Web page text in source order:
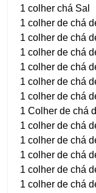
1 colher chá Sal
1 colher de chá
1 colher de chá
1 colher de chá
1 colher de chá
1 colher de chá
1 colher de chá
1 Colher de chá
1 colher de chá
1 colher de chá
1 colher de chá
1 colher de chá
1 colher de chá